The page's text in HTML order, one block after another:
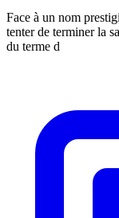
Face à un nom
tenter de terminer la
du terme d